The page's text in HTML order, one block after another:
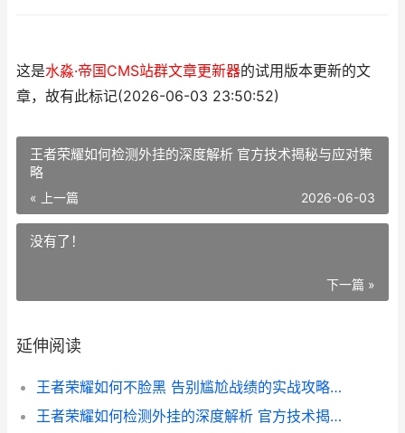
这是水淼·帝国CMS站群文章更新器的试用版本更新的文
章，故有此标记(2026-06-03 23:50:52)
王者荣耀如何检测外挂的深度解析 官方技术揭秘与应对策
略
« 上一篇 2026-06-03
没有了！
下一篇 »
延伸阅读
王者荣耀如何不脸黑 告别尴尬战绩的实战攻略解析
王者荣耀如何检测外挂的深度解析 官方技术揭秘与应对策略